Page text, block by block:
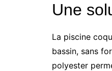
Une
La piscine
bassin, sans
polyester